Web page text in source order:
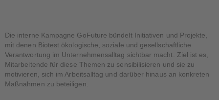
Die interne Kampagne GoFuture bündelt Initiativen und Projekte,
mit denen Biotest ökologische, soziale und gesellschaftliche
Verantwortung im Unternehmensalltag sichtbar macht. Ziel ist es,
Mitarbeitende für diese Themen zu sensibilisieren und sie zu
motivieren, sich im Arbeitsalltag und darüber hinaus an konkreten
Maßnahmen zu beteiligen.